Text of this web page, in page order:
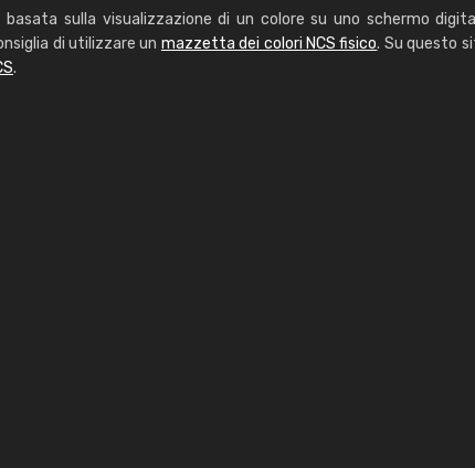
basata sulla visualizzazione di un colore su uno schermo
di utilizzare un mazzetta dei colori NCS fisico. Su questo
.